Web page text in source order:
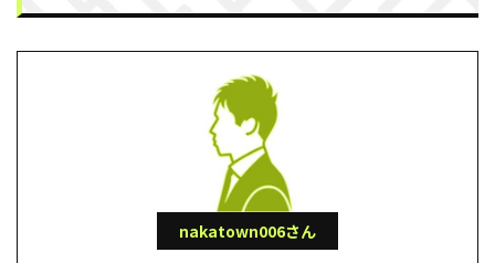
nakatown006さん